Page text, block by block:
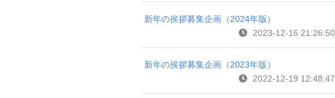
新年の挨拶募集企画（2024年版）
2023-12-16 21:26:50
新年の挨拶募集企画（2023年版）
2022-12-19 12:48:47